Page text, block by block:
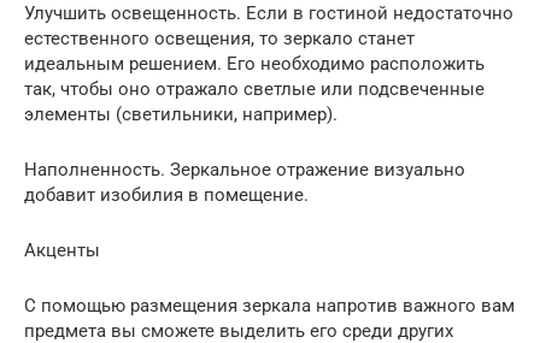
Улучшить освещенность. Если в гостиной недостаточно
естественного освещения, то зеркало станет
идеальным решением. Его необходимо расположить
так, чтобы оно отражало светлые или подсвеченные
элементы (светильники, например).
Наполненность. Зеркальное отражение визуально
добавит изобилия в помещение.
Акценты
С помощью размещения зеркала напротив важного вам
предмета вы сможете выделить его среди других